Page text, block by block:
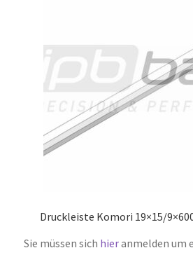
Druckleiste Komori 19×15/
Sie müssen sich hieranmelden um